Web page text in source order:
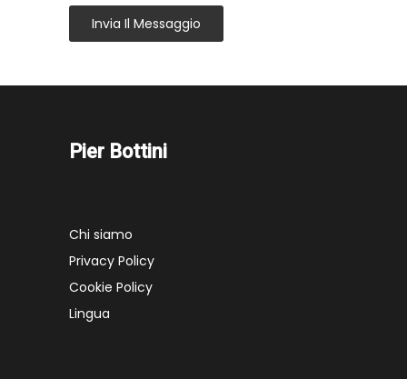
Invia Il Messaggio
Pier Bottini
Chi siamo
Privacy Policy
Cookie Policy
Lingua